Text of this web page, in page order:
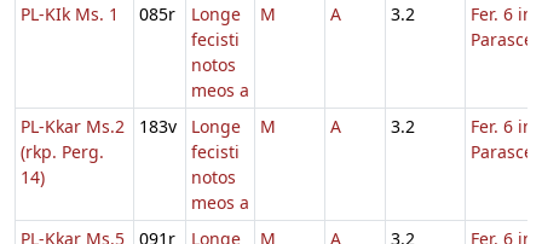
PL-KIk Ms. 1 085r
Longe
fecisti
notos
meos a
M A 3.2
Fer. 6 in
PL-Kkar Ms.2
(rkp. Perg.
14)
183v
Longe
fecisti
notos
meos a
M A 3.2
Fer. 6 in
PL-Kkar Ms.5
091r
Longe
M A 3.2
Fer. 6 in